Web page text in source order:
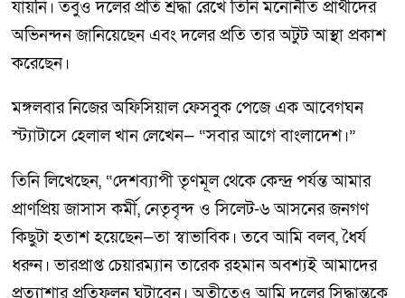
যায়নি। তবুও দলের প্রতি শ্রদ্ধা রেখে তিনি মনোনীত প্রার্থীদের
অভিনন্দন জানিয়েছেন এবং দলের প্রতি তার অটুট আস্থা প্রকাশ
করেছেন।
মঙ্গলবার নিজের অফিসিয়াল ফেসবুক পেজে এক আবেগঘন
স্ট্যাটাসে হেলাল খান লেখেন— “সবার আগে বাংলাদেশ।”
তিনি লিখেছেন, “দেশব্যাপী তৃণমূল থেকে কেন্দ্র পর্যন্ত আমার
প্রাণপ্রিয় জাসাস কর্মী, নেতৃবৃন্দ ও সিলেট-৬ আসনের জনগণ
কিছুটা হতাশ হয়েছেন—তা স্বাভাবিক। তবে আমি বলব, ধৈর্য
ধরুন। ভারপ্রাপ্ত চেয়ারম্যান তারেক রহমান অবশ্যই আমাদের